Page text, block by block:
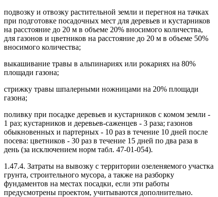
подвозку и отвозку растительной земли и перегноя на тачках
при подготовке посадочных мест для деревьев и кустарников
на расстояние до 20 м в объеме 20% вносимого количества,
для газонов и цветников на расстояние до 20 м в объеме 50%
вносимого количества;
выкашивание травы в альпинариях или рокариях на 80%
площади газона;
стрижку травы шпалерными ножницами на 20% площади
газона;
поливку при посадке деревьев и кустарников с комом земли -
1 раз; кустарников и деревьев-саженцев - 3 раза; газонов
обыкновенных и партерных - 10 раз в течение 10 дней после
посева: цветников - 30 раз в течение 15 дней по два раза в
день (за исключением норм табл. 47-01-054).
1.47.4. Затраты на вывозку с территории озеленяемого участка
грунта, строительного мусора, а также на разборку
фундаментов на местах посадки, если эти работы
предусмотрены проектом, учитываются дополнительно.